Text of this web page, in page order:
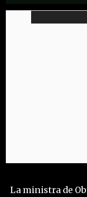
La ministra de